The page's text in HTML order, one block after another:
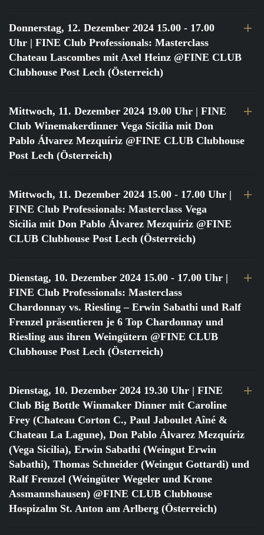
Donnerstag, 12. Dezember 2024 15.00 - 17.00
Uhr | FINE Club Professionals: Masterclass
Chateau Lascombes mit Axel Heinz @FINE CLUB
Clubhouse Post Lech (Österreich)
Mittwoch, 11. Dezember 2024 19.00 Uhr | FINE
Club Winemakerdinner Vega Sicilia mit Don
Pablo Álvarez Mezquíriz @FINE CLUB Clubhouse
Post Lech (Österreich)
Mittwoch, 11. Dezember 2024 15.00 - 17.00 Uhr |
FINE Club Professionals: Masterclass Vega
Sicilia mit Don Pablo Álvarez Mezquíriz @FINE
CLUB Clubhouse Post Lech (Österreich)
Dienstag, 10. Dezember 2024 15.00 - 17.00 Uhr |
FINE Club Professionals: Masterclass
Chardonnay vs. Riesling – Erwin Sabathi und Ralf
Frenzel präsentieren je 6 Top Chardonnay und
Riesling aus ihren Weingütern @FINE CLUB
Clubhouse Post Lech (Österreich)
Dienstag, 10. Dezember 2024 19.30 Uhr | FINE
Club Big Bottle Winmaker Dinner mit Caroline
Frey (Chateau Corton C., Paul Jaboulet Aîné &
Chateau La Lagune), Don Pablo Álvarez Mezquíriz
(Vega Sicilia), Erwin Sabathi (Weingut Erwin
Sabathi), Thomas Schneider (Weingut Gottardi) und
Ralf Frenzel (Weingüter Wegeler und Krone
Assmannshausen) @FINE CLUB Clubhouse
Hospizalm St. Anton am Arlberg (Österreich)